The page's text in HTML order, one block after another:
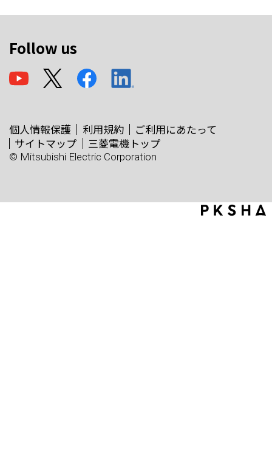
Follow us
個人情報保護 利用規約
ご利用にあたって
サイトマップ
三菱電機トップ
© Mitsubishi Electric Corporation